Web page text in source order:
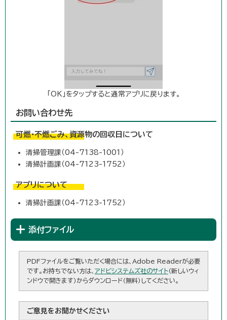
「OK」をタップすると通常アプリに戻ります。
お問い合わせ先
可燃・不燃ごみ、資源物の回収日について
清掃管理課（04-7138-1001）
清掃計画課（04-7123-1752）
アプリについて
清掃計画課（04-7123-1752）
添付ファイル
PDFファイルをご覧いただく場合には、Adobe Readerが必要
です。お持ちでない方は、 アドビシステムズ社のサイト（新しいウィ
ンドウで開きます）からダウンロード（無料）してください。
ご意見をお聞かせください